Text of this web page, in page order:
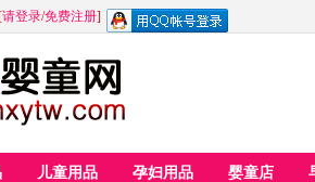
[请登录/免费注册]
儿童用品 孕妇用品 婴童店